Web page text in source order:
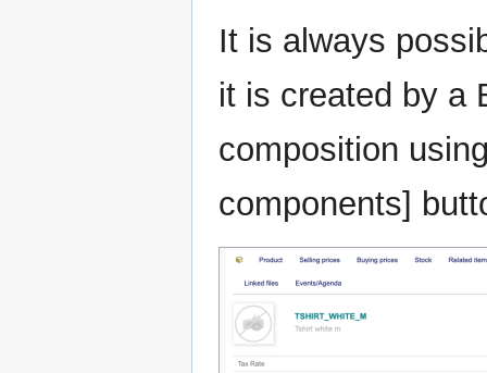
It is always
it is created by a
composition
components]